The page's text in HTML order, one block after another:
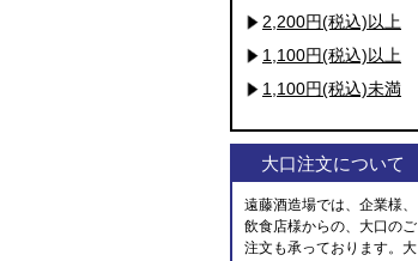
2,200円(税込)以上
1,100円(税込)以上
1,100円(税込)未満
大口注文について
遠藤酒造場では、企業様、
飲食店様からの、大口のご
注文も承っております。大